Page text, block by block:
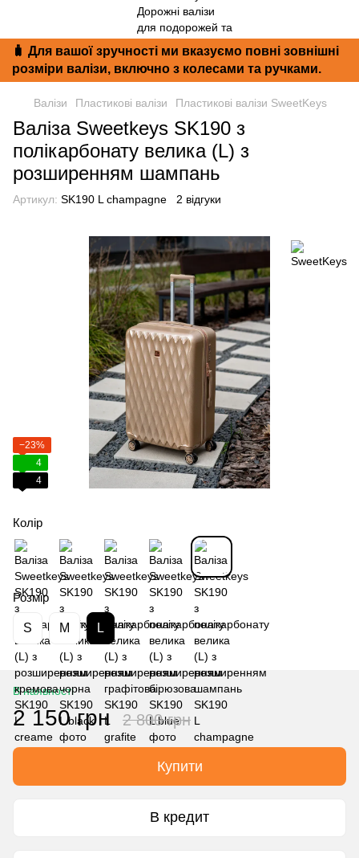
🧳 Для вашої зручності ми вказуємо повні зовнішні
розміри валізи, включно з колесами та ручками.
Валізи Пластикові валізи Пластикові валізи SweetKeys
Валіза Sweetkeys SK190 з
полікарбонату велика (L) з
розширенням шампань
Артикул: SK190 L champagne 2 відгуки
−23%
4
4
Колір
Розмір
S M L
В наявності
2 150 грн 2 800 грн
Купити
В кредит